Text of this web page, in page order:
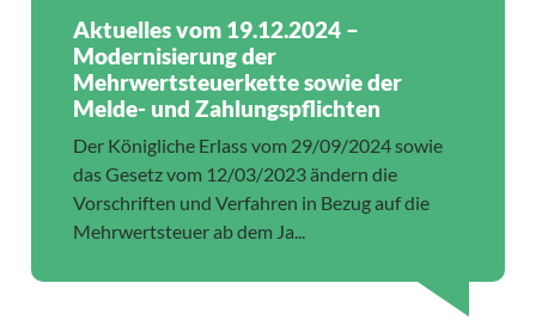
Aktuelles vom 19.12.2024 –
Modernisierung der
Mehrwertsteuerkette sowie der
Melde- und Zahlungspflichten
Der Königliche Erlass vom 29/09/2024 sowie
das Gesetz vom 12/03/2023 ändern die
Vorschriften und Verfahren in Bezug auf die
Mehrwertsteuer ab dem Ja...